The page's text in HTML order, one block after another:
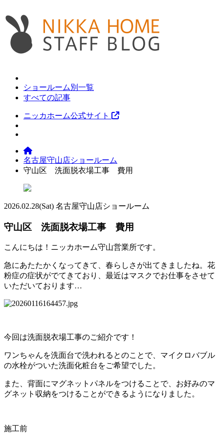
ショールーム別一覧
すべての記事
ニッカホーム公式サイト
名古屋守山店ショールーム
守山区 洗面脱衣場工事 費用
2026.02.28(Sat) 名古屋守山店ショールーム
守山区 洗面脱衣場工事 費用
こんにちは！ニッカホーム守山営業所です。
急にあたたかくなってきて、春らしさが出てきましたね。花
粉症の症状がでてきており、最近はマスクでお仕事をさせて
いただいております…
今回は洗面脱衣場工事のご紹介です！
ワンちゃんを洗面台で洗われるとのことで、マイクロバブル
の水栓がついた洗面化粧台をご希望でした。
また、背面にマグネットパネルをつけることで、お好みのマ
グネット収納をつけることができるようになりました。
施工前